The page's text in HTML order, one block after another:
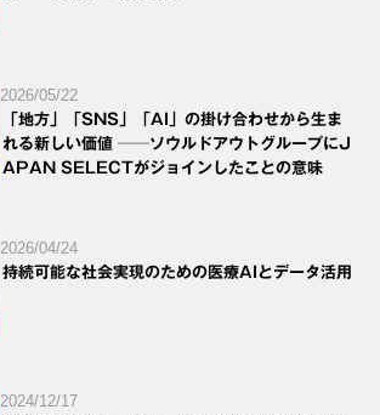
2026/05/22
「地方」「SNS」「AI」の掛け合わせから生ま
れる新しい価値 ──ソウルドアウトグループにJ
APAN SELECTがジョインしたことの意味
2026/04/24
持続可能な社会実現のための医療AIとデータ活用
2024/12/17